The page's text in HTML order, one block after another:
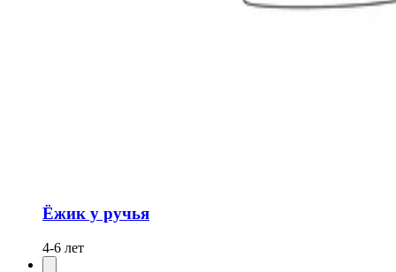
Ёжик у ручья
4-6 лет